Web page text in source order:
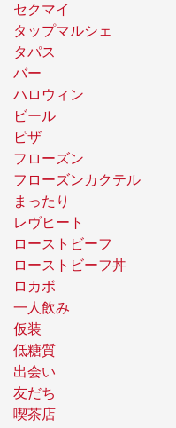
セクマイ
タップマルシェ
タパス
バー
ハロウィン
ビール
ピザ
フローズン
フローズンカクテル
まったり
レヴヒート
ローストビーフ
ローストビーフ丼
ロカボ
一人飲み
仮装
低糖質
出会い
友だち
喫茶店